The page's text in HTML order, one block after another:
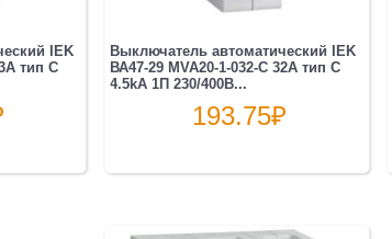
IEK
тип C
Выключатель автоматический IEK
ВА47-29 MVA20-1-032-C 32A тип C
4.5kA 1П 230/400В...
193.75₽